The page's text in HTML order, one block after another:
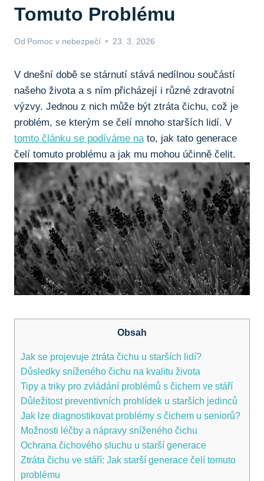
Tomuto Problému
Od Pomoc v nebezpečí 23. 3. 2026
V dnešní době se stárnutí stává nedílnou součástí
‌našeho života ‌a s ním přicházejí i různé zdravotní‍
výzvy. Jednou z nich ‌může‍ být⁢ ztráta čichu, což je
problém, se kterým se ⁢čelí ‌mnoho starších ⁤lidí. V⁤
tomto​ článku se podíváme na⁢to,⁤ jak‌ tato generace
čelí⁢ tomuto problému a jak mu mohou účinně⁤ čelit.
Obsah
Jak ⁢se‍ projevuje⁣ ztráta čichu u‌ starších ⁢lidí?
Důsledky sníženého čichu na kvalitu života
Tipy a triky pro zvládání problémů ​s čichem ⁤ve stáří
Důležitost preventivních ​prohlídek u starších ⁤jedinců
Jak lze ​diagnostikovat problémy s čichem u seniorů?
Možnosti léčby a nápravy ⁤sníženého čichu
Ochrana čichového sluchu u starší⁢ generace
Ztráta ‍čichu ‍ve stáří: Jak starší generace ‌čelí tomuto
problému